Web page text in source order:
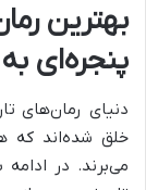
بهترین
پنجره‌ای
دنیای رمان‌های
خلق شده‌اند که
می‌برند. در